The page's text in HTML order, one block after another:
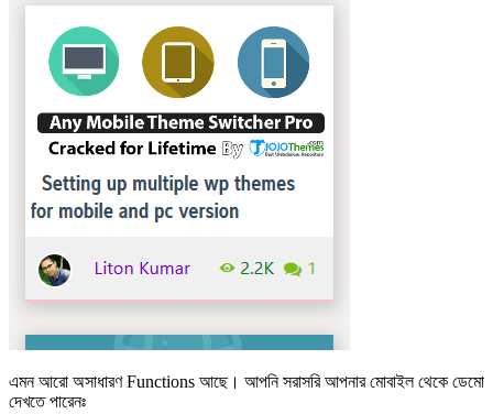
এমন আরো অসাধারণ Functions আছে। আপনি সরাসরি আপনার মোবাইল থেকে ডেমো
দেখতে পারেনঃ